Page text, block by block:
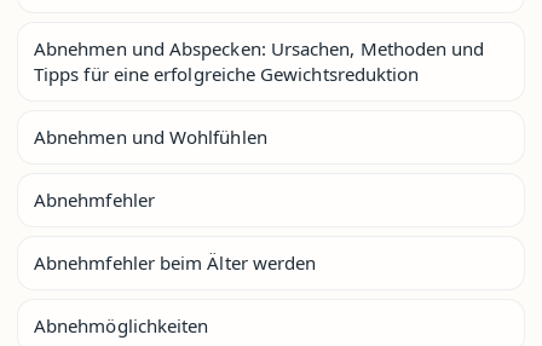
Abnehmen und Abspecken: Ursachen, Methoden und
Tipps für eine erfolgreiche Gewichtsreduktion
Abnehmen und Wohlfühlen
Abnehmfehler
Abnehmfehler beim Älter werden
Abnehmöglichkeiten